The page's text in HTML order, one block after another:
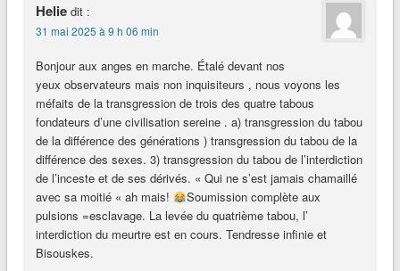
Helie dit :
31 mai 2025 à 9 h 06 min
Bonjour aux anges en marche. Étalé devant nos
yeux observateurs mais non inquisiteurs , nous voyons les
méfaits de la transgression de trois des quatre tabous
fondateurs d’une civilisation sereine . a) transgression du tabou
de la différence des générations ) transgression du tabou de la
différence des sexes. 3) transgression du tabou de l’interdiction
de l’inceste et de ses dérivés. « Qui ne s’est jamais chamaillé
avec sa moitié « ah mais!
Soumission complète aux
pulsions =esclavage. La levée du quatrième tabou, l’
interdiction du meurtre est en cours. Tendresse infinie et
Bisouskes.